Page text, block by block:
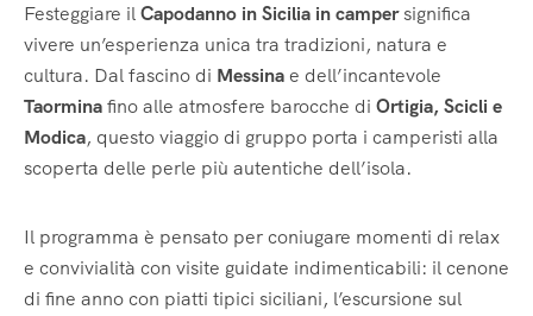
Festeggiare ilCapodanno in Sicilia in campersignifica
vivere un’esperienza unica tra tradizioni, natura e
cultura. Dal fascino di Messinae dell’incantevole
Taorminafino alle atmosfere barocche di Ortigia, Scicli e
Modica, questo viaggio di gruppo porta i camperisti alla
scoperta delle perle più autentiche dell’isola.
Il programma è pensato per coniugare momenti di relax
e convivialità con visite guidate indimenticabili: il cenone
di fine anno con piatti tipici siciliani, l’escursione sul